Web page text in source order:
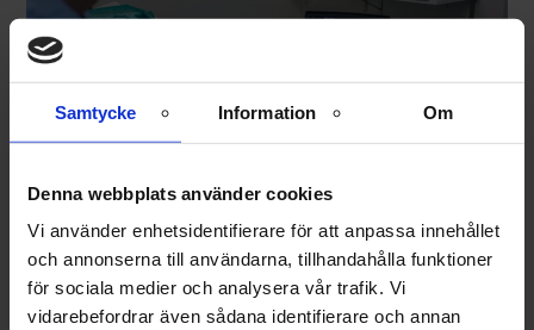
Samtycke Information Om
Denna webbplats använder cookies
Vi använder enhetsidentifierare för att anpassa innehållet
och annonserna till användarna, tillhandahålla funktioner
för sociala medier och analysera vår trafik. Vi
vidarebefordrar även sådana identifierare och annan
, ,